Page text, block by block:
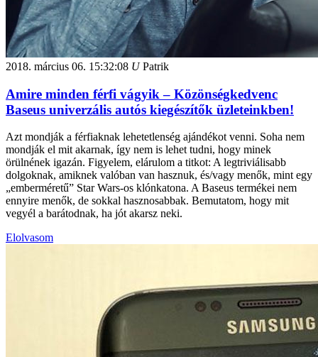
2018. március 06. 15:32:08 UPatrik
Amire minden férfi vágyik – Közönségkedvenc
Baseus univerzális autós kiegészítők üzleteinkben!
Azt mondják a férfiaknak lehetetlenség ajándékot venni. Soha nem
mondják el mit akarnak, így nem is lehet tudni, hogy minek
örülnének igazán. Figyelem, elárulom a titkot: A legtriviálisabb
dolgoknak, amiknek valóban van hasznuk, és/vagy menők, mint egy
„emberméretű” Star Wars-os klónkatona. A Baseus termékei nem
ennyire menők, de sokkal hasznosabbak. Bemutatom, hogy mit
vegyél a barátodnak, ha jót akarsz neki.
Elolvasom